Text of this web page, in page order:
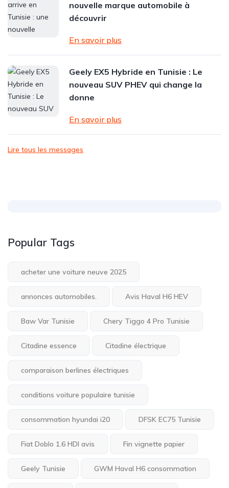
nouvelle marque automobile à
découvrir
En savoir plus
Geely EX5 Hybride en Tunisie : Le
nouveau SUV PHEV qui change la
donne
En savoir plus
Lire tous les messages
Popular Tags
acheter une voiture neuve 2025
annonces automobiles. Avis Haval H6 HEV
Baw Var Tunisie Chery Tiggo 4 Pro Tunisie
Citadine essence Citadine électrique
comparaison berlines électriques
conditions voiture populaire tunisie
consommation hyundai i20 DFSK EC75 Tunisie
Fiat Doblo 1.6 HDI avis Fin vignette papier
Geely Tunisie GWM Haval H6 consommation